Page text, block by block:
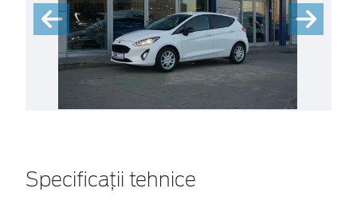
Specificații tehnice